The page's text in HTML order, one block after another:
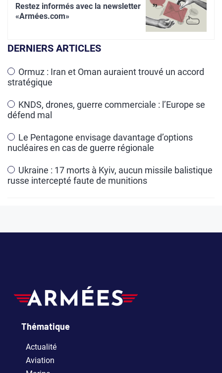
Restez informés avec la newsletter
«Armées.com»
DERNIERS ARTICLES
Ormuz : Iran et Oman auraient trouvé un accord
stratégique
KNDS, drones, guerre commerciale : l’Europe se
défend mal
Le Pentagone envisage davantage d’options
nucléaires en cas de guerre régionale
Ukraine : 17 morts à Kyiv, aucun missile balistique
russe intercepté faute de munitions
Thématique
Actualité
Aviation